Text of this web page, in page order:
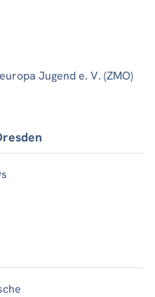
Jugend e. V. (ZMO)